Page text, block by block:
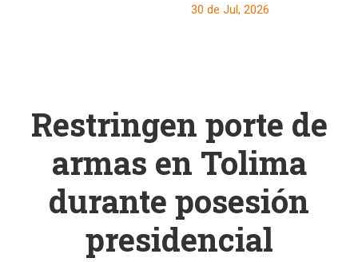
posibles
30 de Jul, 2026
Restringen porte de
armas en Tolima
durante posesión
presidencial